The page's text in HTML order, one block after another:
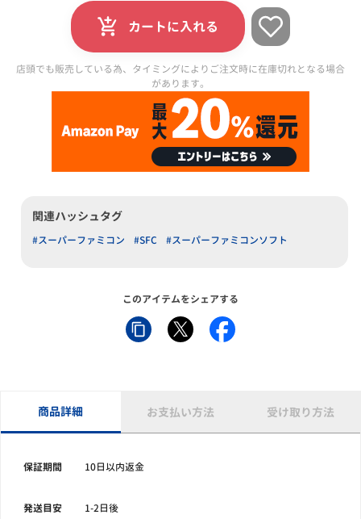
カートに入れる
店頭でも販売している為、タイミングによりご注文時に在庫切れとなる場合
があります。
関連ハッシュタグ
#スーパーファミコン #SFC #スーパーファミコンソフト
このアイテムをシェアする
商品詳細 お支払い方法 受け取り方法
保証期間 10日以内返金
発送目安 1-2日後